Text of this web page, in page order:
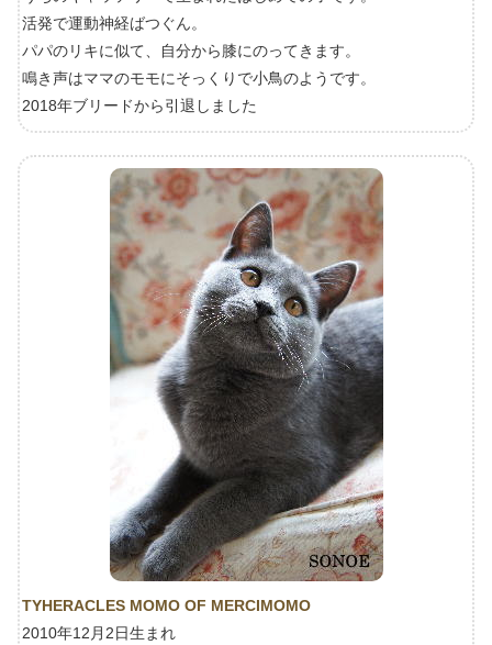
活発で運動神経ばつぐん。
パパのリキに似て、自分から膝にのってきます。
鳴き声はママのモモにそっくりで小鳥のようです。
2018年ブリードから引退しました
TYHERACLES MOMO OF MERCIMOMO
2010年12月2日生まれ